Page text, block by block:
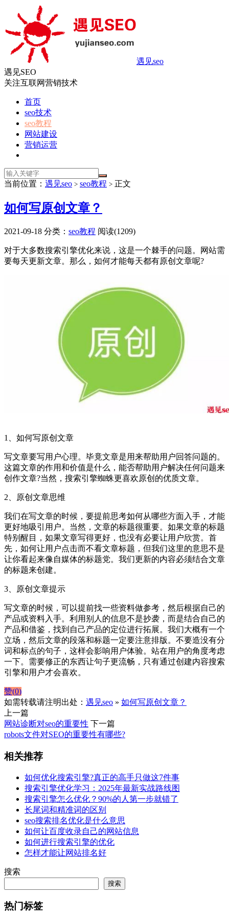
遇见seo
遇见SEO
关注互联网营销技术
首页
seo技术
seo教程
网站建设
营销运营
当前位置： 遇见seo > seo教程 > 正文
如何写原创文章？
2021-09-18 分类： seo教程 阅读(1209)
对于大多数搜索引擎优化来说，这是一个棘手的问题。网站需
要每天更新文章。那么，如何才能每天都有原创文章呢?
1、如何写原创文章
写文章要写用户心理。毕竟文章是用来帮助用户回答问题的。
这篇文章的作用和价值是什么，能否帮助用户解决任何问题来
创作文章?当然，搜索引擎蜘蛛更喜欢原创的优质文章。
2、原创文章思维
我们在写文章的时候，要提前思考如何从哪些方面入手，才能
更好地吸引用户。当然，文章的标题很重要。如果文章的标题
特别醒目，如果文章写得更好，也没有必要让用户欣赏。首
先，如何让用户点击而不看文章标题，但我们这里的意思不是
让你看起来像自媒体的标题党。我们更新的内容必须结合文章
的标题来创建。
3、原创文章提示
写文章的时候，可以提前找一些资料做参考，然后根据自己的
产品或资料入手。利用别人的信息不是抄袭，而是结合自己的
产品和借鉴，找到自己产品的定位进行拓展。我们大概有一个
立场，然后文章的段落和标题一定要注意排版。不要造没有分
词和标点的句子，这样会影响用户体验。站在用户的角度考虑
一下。需要修正的东西让句子更流畅，只有通过创建内容搜索
引擎和用户才会喜欢。
赞(0)
如需转载请注明出处： 遇见seo » 如何写原创文章？
上一篇
网站诊断对seo的重要性 下一篇
robots文件对SEO的重要性有哪些?
相关推荐
如何优化搜索引擎?真正的高手只做这7件事
搜索引擎优化学习：2025年最新实战路线图
搜索引擎怎么优化？90%的人第一步就错了
长尾词和精准词的区别
seo搜索排名优化是什么意思
如何让百度收录自己的网站信息
如何进行搜索引擎的优化
怎样才能让网站排名好
搜索
搜索
热门标签